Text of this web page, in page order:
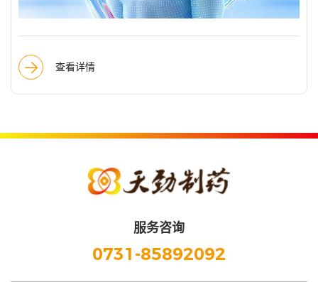
查看详情
服务咨询
0731-85892092